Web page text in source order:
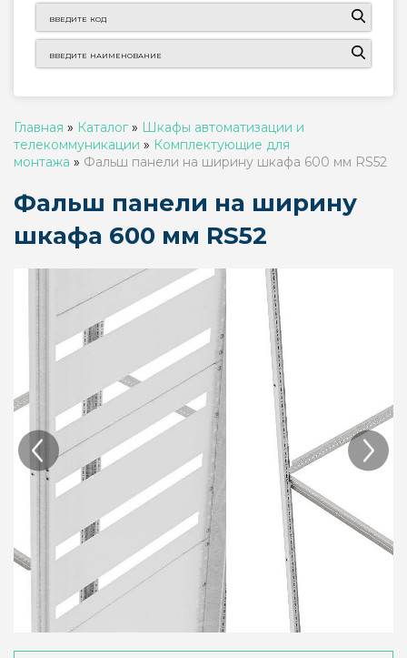
Главная » Каталог » Шкафы автоматизации и
телекоммуникации » Комплектующие для
монтажа » Фальш панели на ширину шкафа 600 мм RS52
Фальш панели на ширину
шкафа 600 мм RS52